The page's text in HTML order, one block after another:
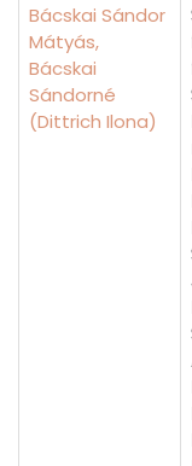
Bácskai Sándor
Mátyás,
Bácskai
Sándorné
(Dittrich Ilona)